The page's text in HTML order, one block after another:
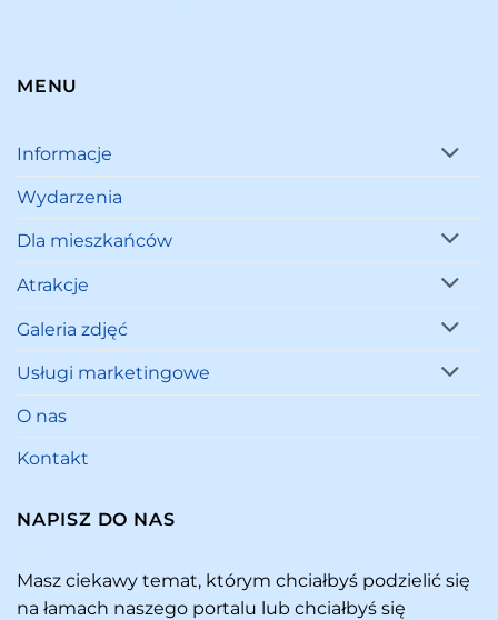
MENU
Informacje
Wydarzenia
Dla mieszkańców
Atrakcje
Galeria zdjęć
Usługi marketingowe
O nas
Kontakt
NAPISZ DO NAS
Masz ciekawy temat, którym chciałbyś podzielić się
na łamach naszego portalu lub chciałbyś się